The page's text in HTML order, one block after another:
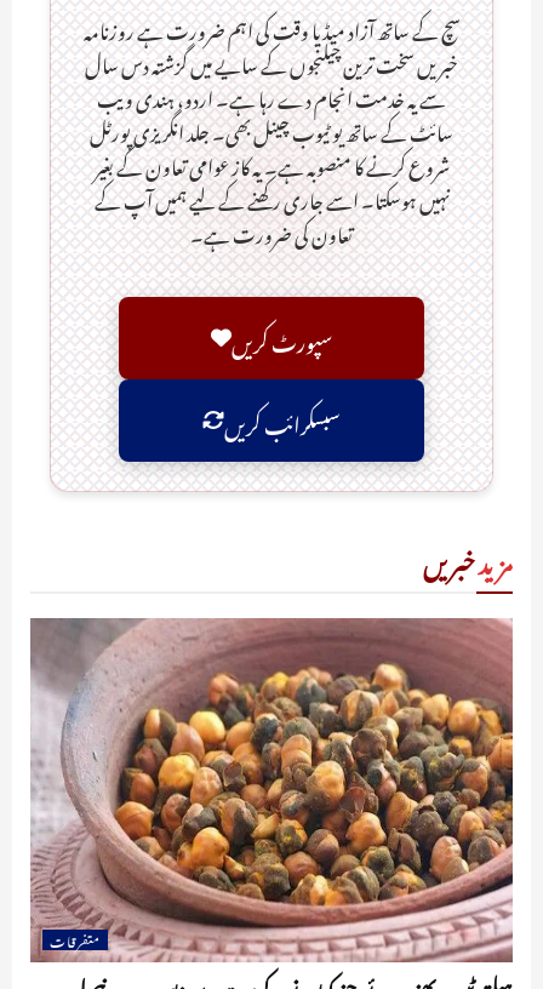
سچ کے ساتھ آزاد میڈیا وقت کی اہم ضرورت ہےـ روزنامہ
خبریں سخت ترین چیلنجوں کے سایے میں گزشتہ دس سال
سے یہ خدمت انجام دے رہا ہے۔ اردو، ہندی ویب
سائٹ کے ساتھ یو ٹیوب چینل بھی۔ جلد انگریزی پورٹل
شروع کرنے کا منصوبہ ہے۔ یہ کاز عوامی تعاون کے بغیر
نہیں ہوسکتا۔ اسے جاری رکھنے کے لیے ہمیں آپ کے
تعاون کی ضرورت ہے۔
سپورٹ کریں
سبسکرائب کریں
مزیدخبریں
متفرقات